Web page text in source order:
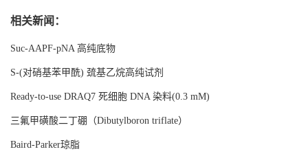
相关新闻：
Suc-AAPF-pNA 高纯底物
S-(对硝基苯甲酰) 巯基乙烷高纯试剂
Ready-to-use DRAQ7 死细胞 DNA 染料(0.3 mM)
三氟甲磺酸二丁硼（Dibutylboron triflate）
Baird-Parker琼脂